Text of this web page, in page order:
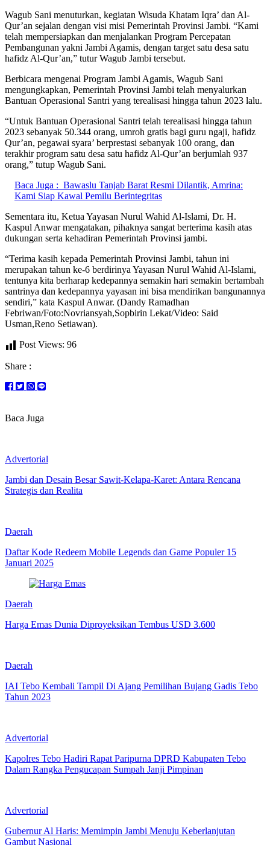
Wagub Sani menuturkan, kegiatan Wisuda Khatam Iqra’ dan Al-
Qur’an sejalan dengan visi misi Pemerintah Provinsi Jambi. “Kami
telah mempersiapkan dan menjalankan Program Percepatan
Pembangunan yakni Jambi Agamis, dengan target satu desa satu
hafidz Al-Qur’an,” tutur Wagub Jambi tersebut.
Berbicara mengenai Program Jambi Agamis, Wagub Sani
mengungkapkan, Pemerintah Provinsi Jambi telah menyalurkan
Bantuan Operasional Santri yang terealisasi hingga tahun 2023 lalu.
“Untuk Bantuan Operasional Santri telah terealisasi hingga tahun
2023 sebanyak 50.344 orang, umroh gratis bagi guru ngaji, hafidz
Qur’an, pegawai syara’ berprestasi sebanyak 100 orang, dan
terakhir program satu desa satu hafidz Al-Qur’an berjumlah 937
orang,” tutup Wagub Sani.
Baca Juga : Bawaslu Tanjab Barat Resmi Dilantik, Amrina:
Kami Siap Kawal Pemilu Berintegritas
Sementara itu, Ketua Yayasan Nurul Wahid Al-Islami, Dr. H.
Kaspul Anwar mengatakan, pihaknya sangat berterima kasih atas
dukungan serta kehadiran Pemerintah Provinsi jambi.
“Terima kasih kepada Pemerintah Provinsi Jambi, tahun ini
merupakan tahun ke-6 berdirinya Yayasan Nurul Wahid Al-Islami,
tentunya kita berharap kedepannya semakin hari semakin bertambah
santrinya dan kedepannya yayasan ini bisa mendirikan bangunannya
sendiri,” kata Kaspul Anwar. (Dandy Ramadhan
Febriwan/Foto:Novriansyah,Sopbirin Lekat/Video: Said
Usman,Reno Setiawan).
Post Views: 96
Share :
Baca Juga
Advertorial
Jambi dan Desain Besar Sawit-Kelapa-Karet: Antara Rencana
Strategis dan Realita
Daerah
Daftar Kode Redeem Mobile Legends dan Game Populer 15
Januari 2025
Daerah
Harga Emas Dunia Diproyeksikan Tembus USD 3.600
Daerah
IAI Tebo Kembali Tampil Di Ajang Pemilihan Bujang Gadis Tebo
Tahun 2023
Advertorial
Kapolres Tebo Hadiri Rapat Paripurna DPRD Kabupaten Tebo
Dalam Rangka Pengucapan Sumpah Janji Pimpinan
Advertorial
Gubernur Al Haris: Memimpin Jambi Menuju Keberlanjutan
Gambut Nasional